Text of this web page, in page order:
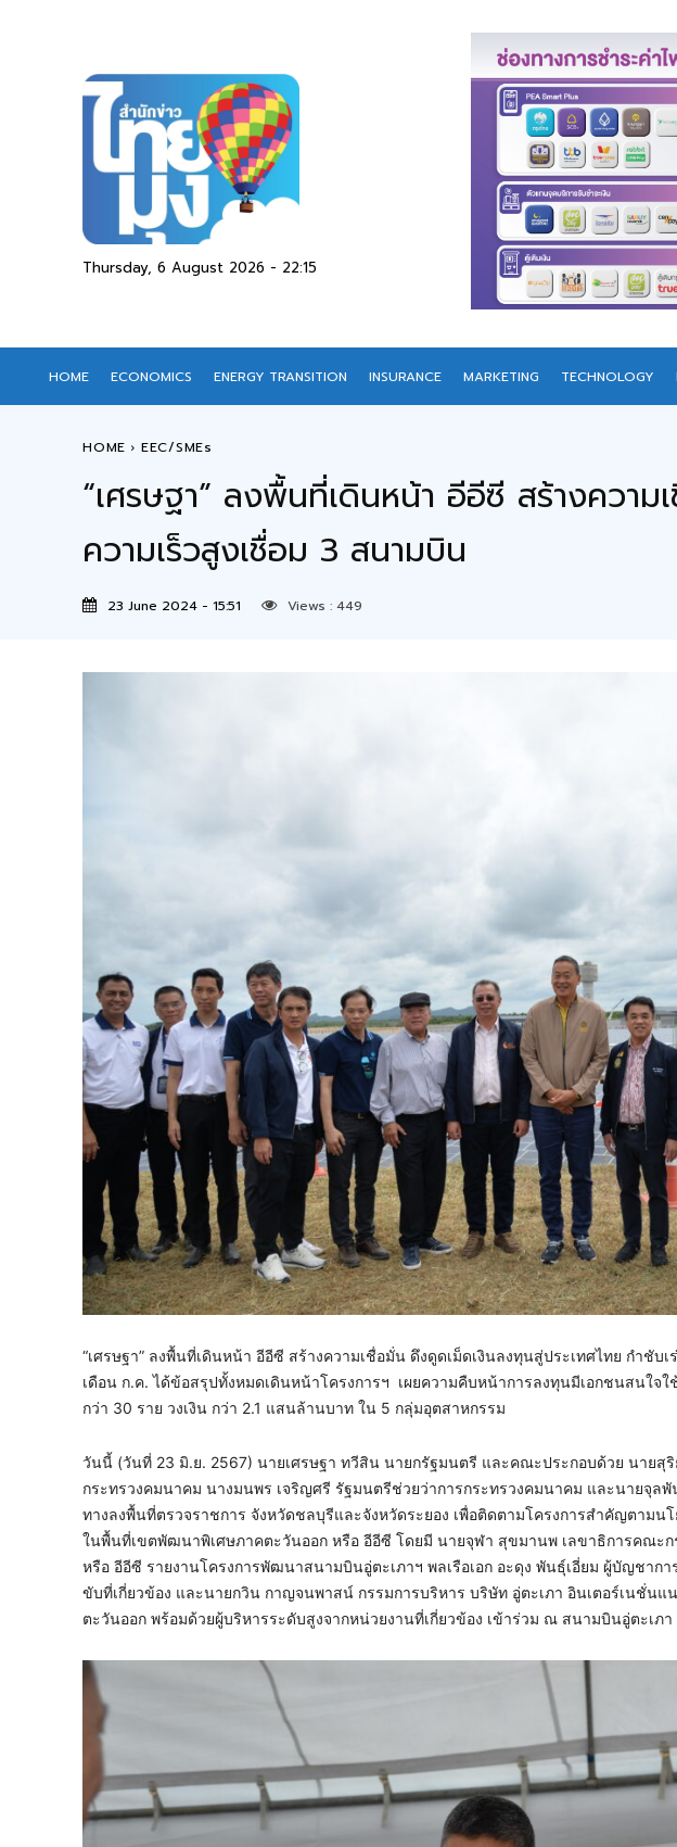
Thursday, 6 August 2026 - 22:15
HOME ECONOMICS ENERGY TRANSITION INSURANCE MARKETING TECHNOLOGY
HOME EEC/SMEs
“เศรษฐา” ลงพื้นที่เดินหน้า อีอีซี สร้างควา
ความเร็วสูงเชื่อม 3 สนามบิน
23 June 2024 - 15:51 Views : 449
“เศรษฐา” ลงพื้นที่เดินหน้า อีอีซี สร้างความเชื่อมั่น ดึงดูดเม็ดเงินลงทุนสู่ประเทศไทย กำชับ
เดือน ก.ค. ได้ข้อสรุปทั้งหมดเดินหน้าโครงการฯ เผยความคืบหน้าการลงทุนมีเอกชนสนใ
กว่า 30 ราย วงเงิน กว่า 2.1 แสนล้านบาท ใน 5 กลุ่มอุตสาหกรรม
วันนี้ (วันที่ 23 มิ.ย. 2567) นายเศรษฐา ทวีสิน นายกรัฐมนตรี และคณะประกอบด้วย นายสุริ
กระทรวงคมนาคม นางมนพร เจริญศรี รัฐมนตรีช่วยว่าการกระทรวงคมนาคม และนายจุล
ทางลงพื้นที่ตรวจราชการ จังหวัดชลบุรีและจังหวัดระยอง เพื่อติดตามโครงการสำคัญตามน
ในพื้นที่เขตพัฒนาพิเศษภาคตะวันออก หรือ อีอีซี โดยมี นายจุฬา สุขมานพ เลขาธิการคณะ
หรือ อีอีซี รายงานโครงการพัฒนาสนามบินอู่ตะเภาฯ พลเรือเอก อะดุง พันธุ์เอี่ยม ผู้บัญชากา
ขับที่เกี่ยวข้อง และนายกวิน กาญจนพาสน์ กรรมการบริหาร บริษัท อู่ตะเภา อินเตอร์เนชั่นแ
ตะวันออก พร้อมด้วยผู้บริหารระดับสูงจากหน่วยงานที่เกี่ยวข้อง เข้าร่วม ณ สนามบินอู่ตะเภา